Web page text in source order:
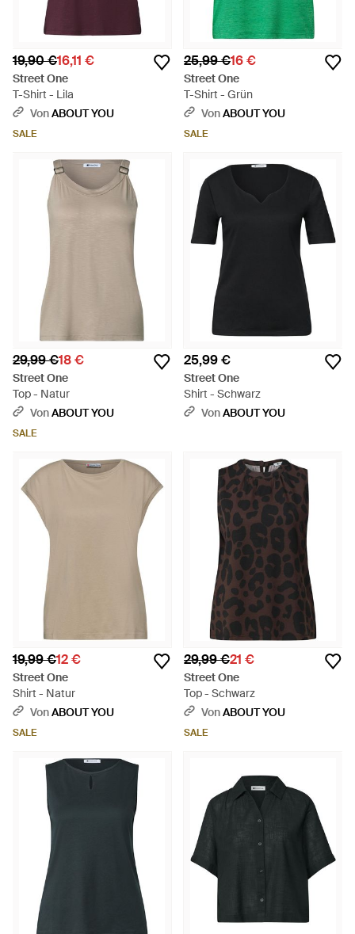
19,90 €16,11 €
Street One
T-Shirt - Lila
VonABOUT YOU
SALE
25,99 €16 €
Street One
T-Shirt - Grün
VonABOUT YOU
SALE
29,99 €18 €
Street One
Top - Natur
VonABOUT YOU
SALE
25,99 €
Street One
Shirt - Schwarz
VonABOUT YOU
19,99 €12 €
Street One
Shirt - Natur
VonABOUT YOU
SALE
29,99 €21 €
Street One
Top - Schwarz
VonABOUT YOU
SALE